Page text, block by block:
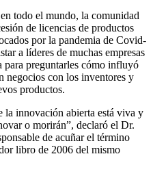
todo el mundo, la comunidad
de licencias de productos
por la pandemia de Covid-
a líderes de muchas empresas
para preguntarles cómo influyó
negocios con los inventores y
productos.
la innovación abierta está viva y
o morirán”, declaró el Dr.
de acuñar el término
libro de 2006 del mismo